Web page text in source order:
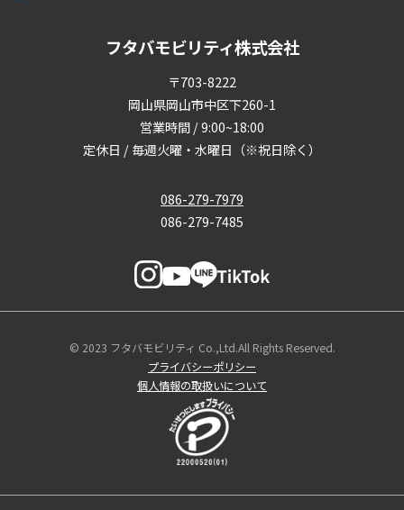
フタバモビリティ株式会社
〒703-8222
岡山県岡山市中区下260-1
営業時間 / 9:00~18:00
定休日 / 毎週火曜・水曜日（※祝日除く）
086-279-7979
086-279-7485
© 2023 フタバモビリティ Co.,Ltd.All Rights Reserved.
プライバシーポリシー
個人情報の取扱いについて